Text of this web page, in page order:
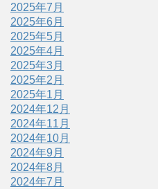
2025年7月
2025年6月
2025年5月
2025年4月
2025年3月
2025年2月
2025年1月
2024年12月
2024年11月
2024年10月
2024年9月
2024年8月
2024年7月